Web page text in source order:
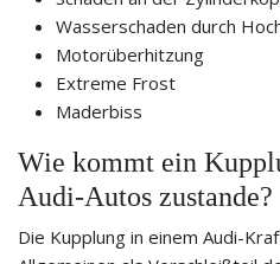
Wasserschaden durch
Motorüberhitzung
Extreme Frost
Maderbiss
Wie kommt ein
Audi-Autos zustande?
Die Kupplung in einem Audi-